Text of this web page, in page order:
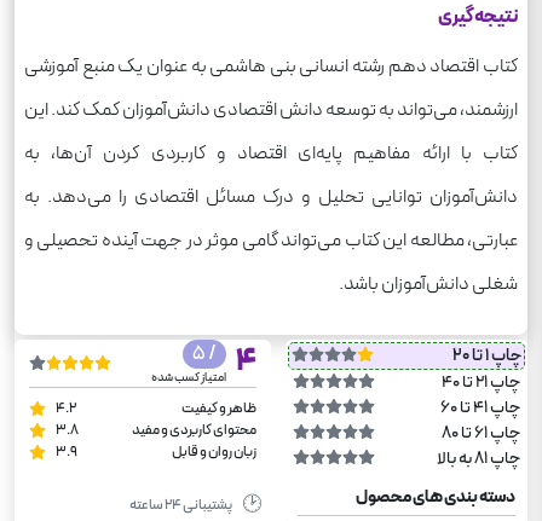
نتیجه‌گیری
کتاب اقتصاد دهم رشته انسانی بنی هاشمی به عنوان یک منبع آموزشی
ارزشمند، می‌تواند به توسعه دانش اقتصادی دانش‌آموزان کمک کند. این
کتاب با ارائه مفاهیم پایه‌ای اقتصاد و کاربردی کردن آن‌ها، به
دانش‌آموزان توانایی تحلیل و درک مسائل اقتصادی را می‌دهد. به
عبارتی، مطالعه این کتاب می‌تواند گامی موثر در جهت آینده تحصیلی و
شغلی دانش‌آموزان باشد.
چاپ 1 تا 20
چاپ 21 تا 40
چاپ 41 تا 60
چاپ 61 تا 80
چاپ 81 به بالا
4
/ 5
امتیاز کسب شده
ظاهر و کیفیت
4.2
محتوای کاربردی و مفید
3.8
زبان روان و قابل
3.9
دسته بندی های محصول 🕑 پشتیبانی ۲۴ ساعته